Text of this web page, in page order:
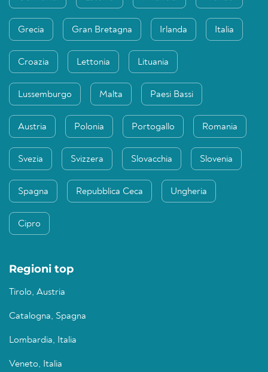
Grecia Gran Bretagna Irlanda Italia
Croazia Lettonia Lituania
Lussemburgo Malta Paesi Bassi
Austria Polonia Portogallo Romania
Svezia Svizzera Slovacchia Slovenia
Spagna Repubblica Ceca Ungheria
Cipro
Regioni top
Tirolo, Austria
Catalogna, Spagna
Lombardia, Italia
Veneto, Italia